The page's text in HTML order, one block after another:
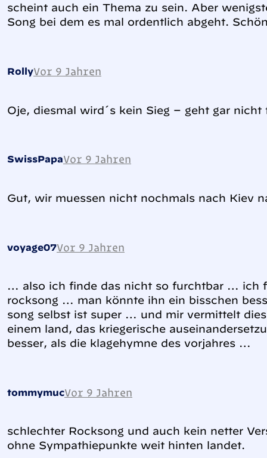
scheint auch ein Thema zu sein. Aber
Song bei dem es mal ordentlich abgeht.
RollyVor 9 Jahren
Oje, diesmal wird´s kein Sieg – geht gar nicht
SwissPapaVor 9 Jahren
Gut, wir muessen nicht nochmals nach Kiev
voyage07Vor 9 Jahren
… also ich finde das nicht so furchtbar … ich
rocksong … man könnte ihn ein bisschen
song selbst ist super … und mir vermittelt
einem land, das kriegerische
besser, als die klagehymne des vorjahres …
tommymucVor 9 Jahren
schlechter Rocksong und auch kein netter
ohne Sympathiepunkte weit hinten landet.